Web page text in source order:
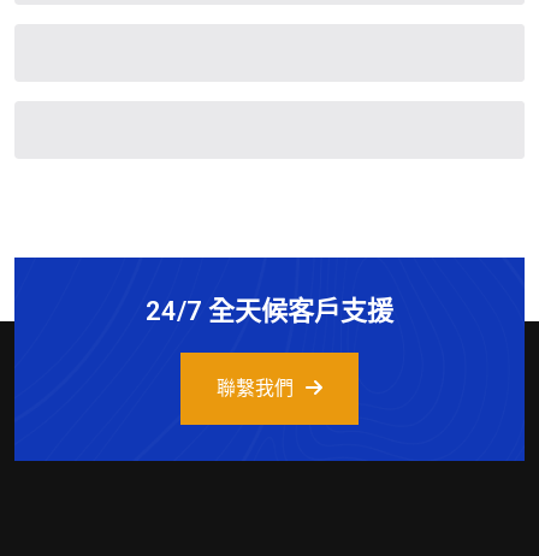
24/7 全天候客戶支援
聯繫我們